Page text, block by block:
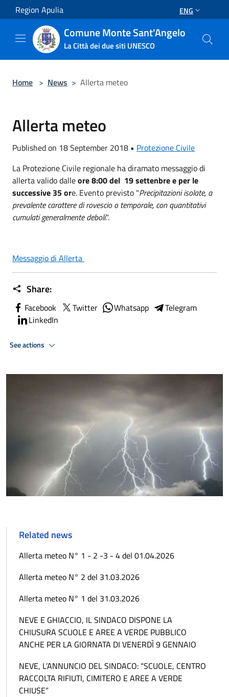
Salta al contenuto principale
Region Apulia ENG
Comune Monte Sant'Angelo
La Città dei due siti UNESCO
Home > News > Allerta meteo
Allerta meteo
Published on 18 September 2018 • Protezione Civile
La Protezione Civile regionale ha diramato messaggio di
allerta valido dalleore 8:00 del 19 settenbre e per le
successive 35 ore. Evento previsto "Precipitazioni isolate, a
prevalente carattere di rovescio o temporale, con quantitativi
cumulati generalmente deboli.".
Messaggio di Allerta
Share:
Facebook Twitter Whatsapp
Telegram
LinkedIn
See actions
Related news
Allerta meteo N° 1 - 2 -3 - 4 del 01.04.2026
Allerta meteo N° 2 del 31.03.2026
Allerta meteo N° 1 del 31.03.2026
NEVE E GHIACCIO, IL SINDACO DISPONE LA
CHIUSURA SCUOLE E AREE A VERDE PUBBLICO
ANCHE PER LA GIORNATA DI VENERDÌ 9 GENNAIO
NEVE, L’ANNUNCIO DEL SINDACO: “SCUOLE, CENTRO
RACCOLTA RIFIUTI, CIMITERO E AREE A VERDE
CHIUSE”